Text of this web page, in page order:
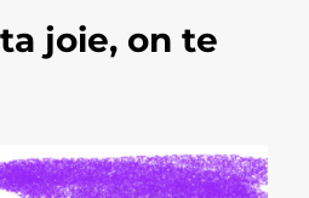
joie, on te